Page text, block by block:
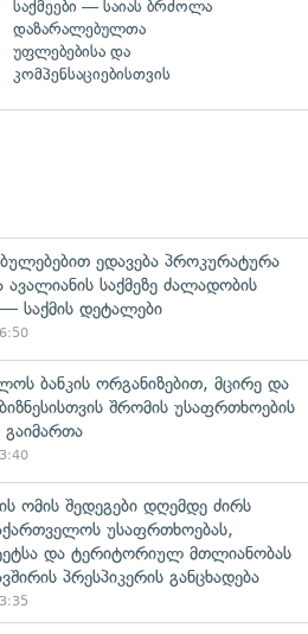
საქმეები — საიას ბრძოლა
დაზარალებულთა
უფლებებისა და
კომპენსაციებისთვის
ედავება პროკურატურა
ავალიანის საქმეზე ძალადობის
— საქმის დეტალები
ბანკის ორგანიზებით, მცირე და
შრომის უსაფრთხოების
ომის შედეგები დღემდე ძირს
უსაფრთხოებას,
და ტერიტორიულ მთლიანობას
პრესპიკერის განცხადება